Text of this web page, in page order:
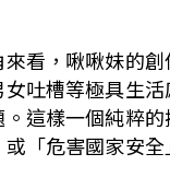
看，啾啾妹的
吐槽等極具生
這樣一個純粹
「危害國家安